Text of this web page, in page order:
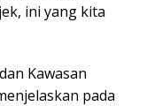
ini yang kita
Kawasan
pada